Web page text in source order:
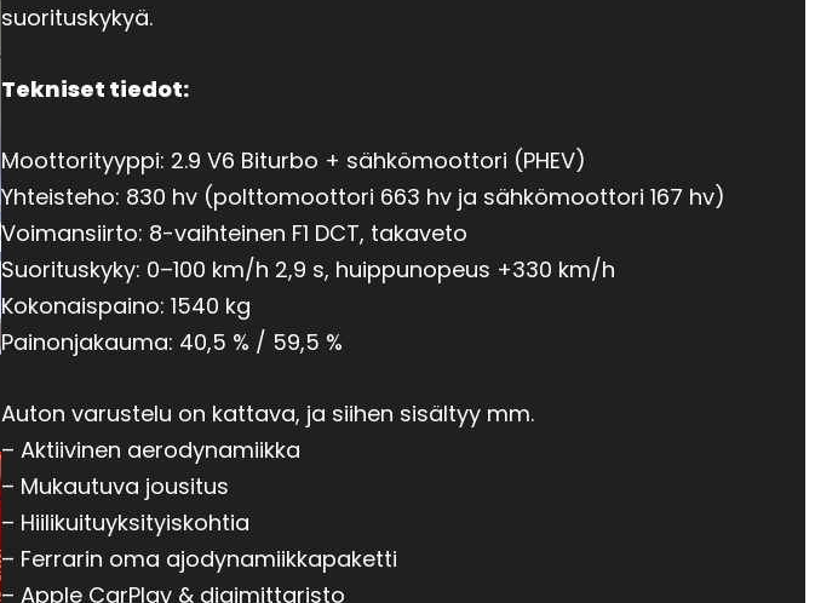
suorituskykyä.
Tekniset tiedot:
Moottorityyppi: 2.9 V6 Biturbo + sähkömoottori (PHEV)
Yhteisteho: 830 hv (polttomoottori 663 hv ja sähkömoottori 167 hv)
Voimansiirto: 8-vaihteinen F1 DCT, takaveto
Suorituskyky: 0–100 km/h 2,9 s, huippunopeus +330 km/h
Kokonaispaino: 1540 kg
Painonjakauma: 40,5 % / 59,5 %
Auton varustelu on kattava, ja siihen sisältyy mm.
– Aktiivinen aerodynamiikka
– Mukautuva jousitus
– Hiilikuituyksityiskohtia
– Ferrarin oma ajodynamiikkapaketti
– Apple CarPlay & digimittaristo